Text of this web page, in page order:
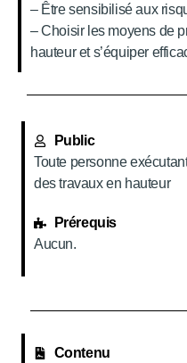
– Être sensibilisé aux
– Choisir les moyens de
hauteur et s’équiper
Public
Toute personne
des travaux en hauteur
Prérequis
Aucun.
Contenu